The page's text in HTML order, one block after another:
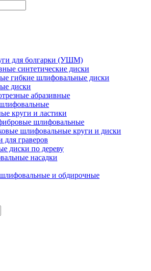
для болгарки (УШМ)
синтетические диски
гибкие шлифовальные диски
диски
абразивные
круги и ластики
шлифовальные
шлифовальные круги и диски
для граверов
диски по дереву
насадки
и обдирочные